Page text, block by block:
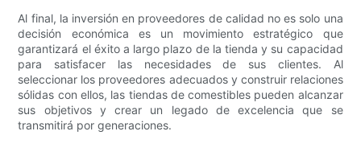
Al final, la inversión en proveedores de calidad no es solo una
decisión económica es un movimiento estratégico que
garantizará el éxito a largo plazo de la tienda y su capacidad
para satisfacer las necesidades de sus clientes. Al
seleccionar los proveedores adecuados y construir relaciones
sólidas con ellos, las tiendas de comestibles pueden alcanzar
sus objetivos y crear un legado de excelencia que se
transmitirá por generaciones.